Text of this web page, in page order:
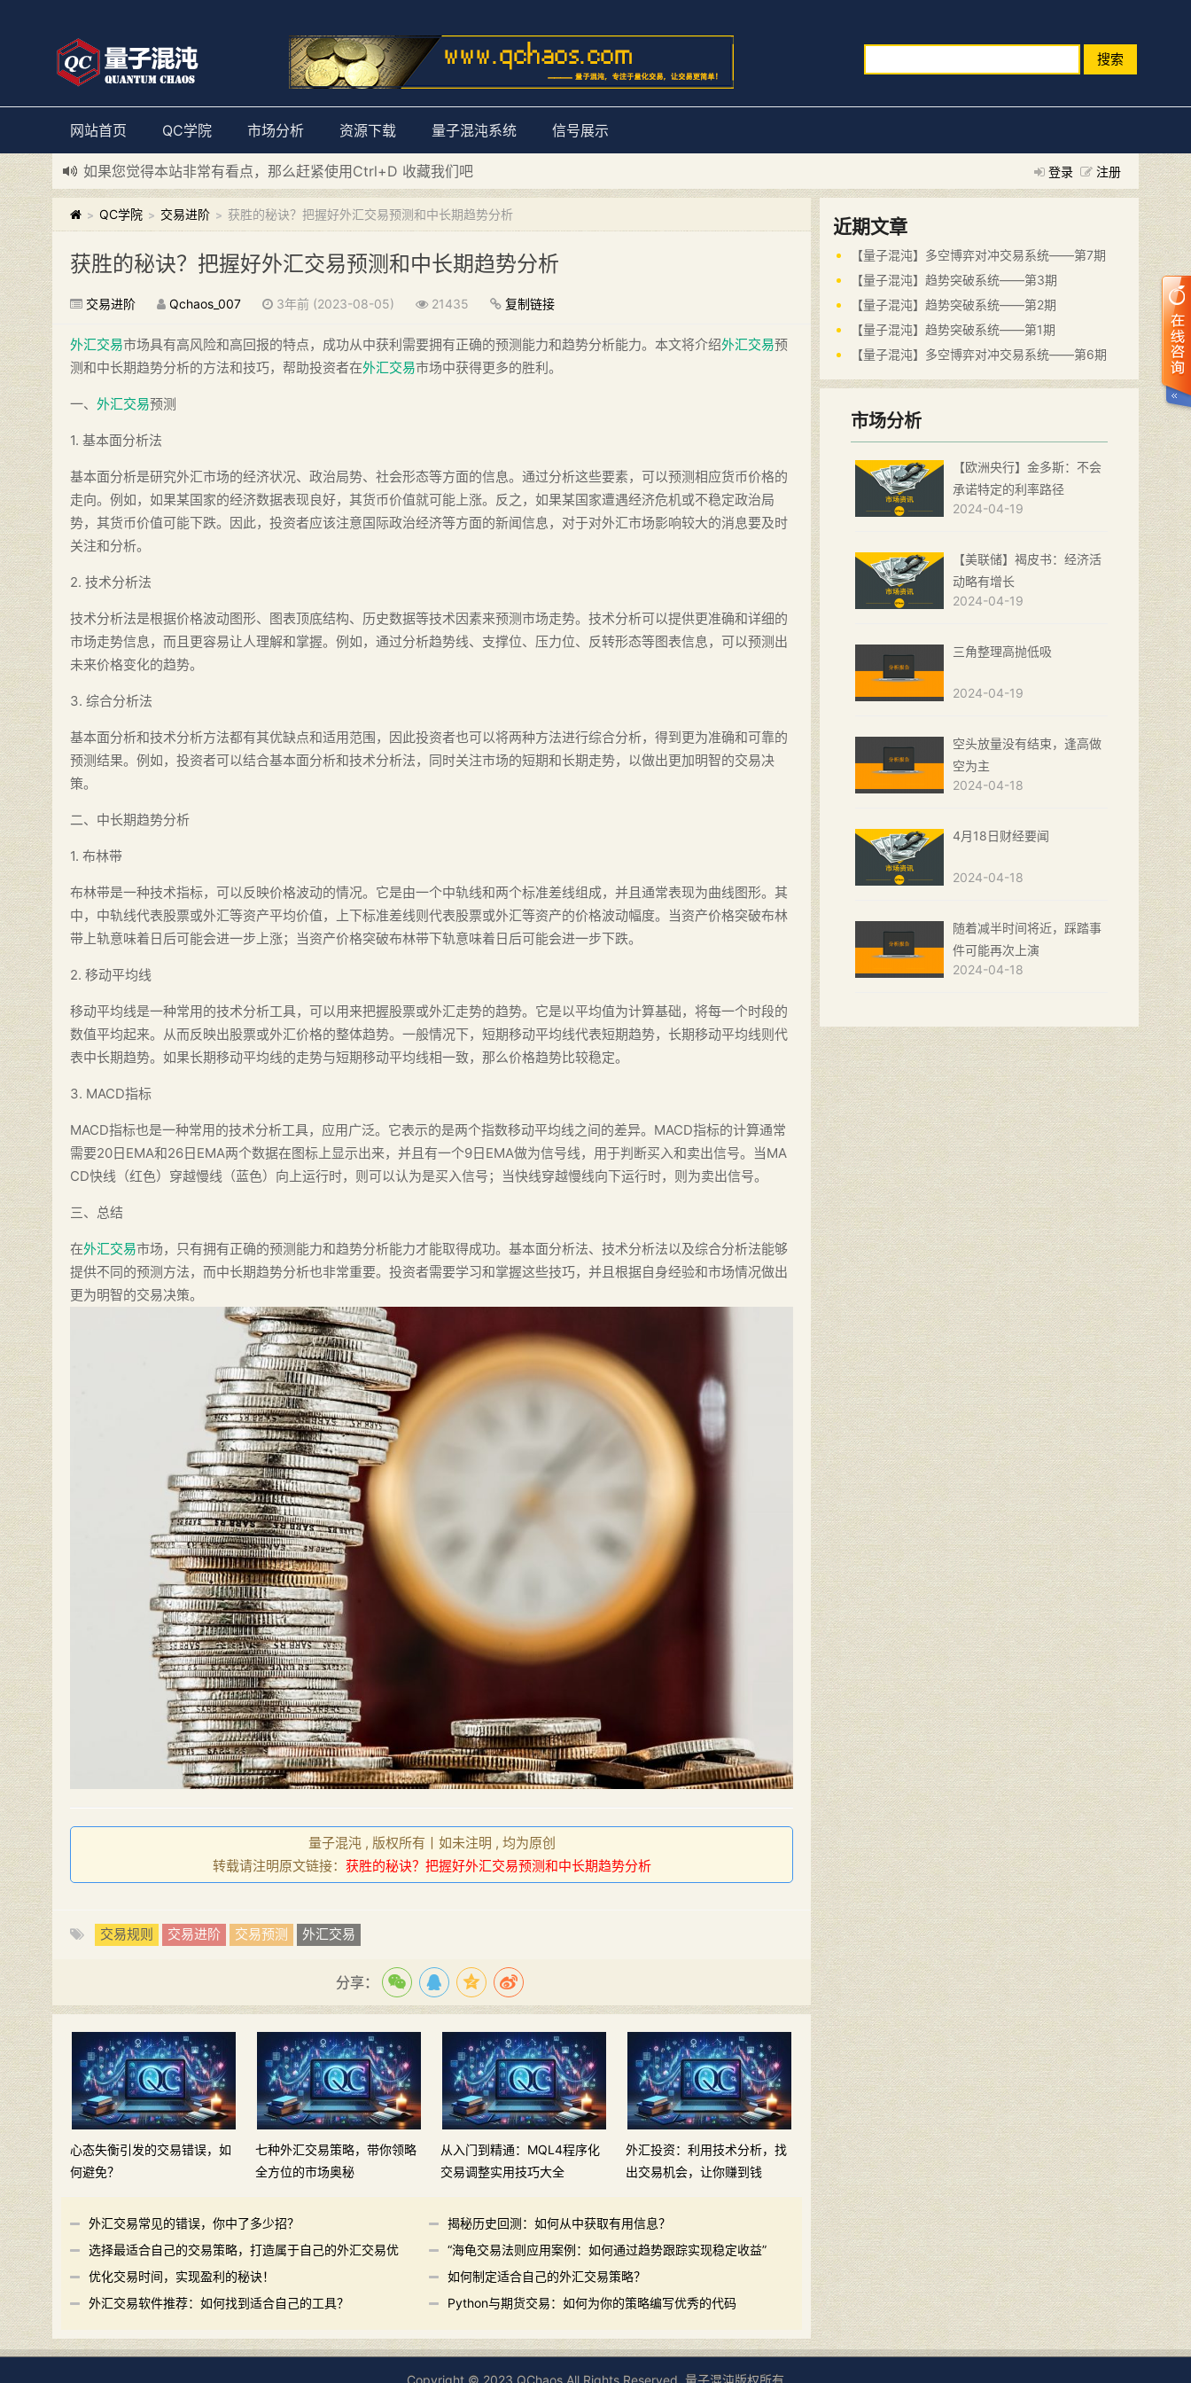
搜索
网站首页 QC学院 市场分析 资源下载 量子混沌系统 信号展示
登录 注册
如果您觉得本站非常有看点，那么赶紧使用Ctrl+D 收藏我们吧
新添加量子混沌系统板块，欢迎大家访问！---“量子混沌系统”
> QC学院 > 交易进阶 > 获胜的秘诀？把握好外汇交易预测和中长期趋势分析
获胜的秘诀？把握好外汇交易预测和中长期趋势分析
交易进阶 Qchaos_007 3年前 (2023-08-05) 21435 复制链接
外汇交易市场具有高风险和高回报的特点，成功从中获利需要拥有正确的预测能力和趋势分析能力。本文将介绍外汇交易预
测和中长期趋势分析的方法和技巧，帮助投资者在外汇交易市场中获得更多的胜利。
一、 外汇交易预测
1. 基本面分析法
基本面分析是研究外汇市场的经济状况、政治局势、社会形态等方面的信息。通过分析这些要素，可以预测相应货币价格的
走向。例如，如果某国家的经济数据表现良好，其货币价值就可能上涨。反之，如果某国家遭遇经济危机或不稳定政治局
势，其货币价值可能下跌。因此，投资者应该注意国际政治经济等方面的新闻信息，对于对外汇市场影响较大的消息要及时
关注和分析。
2. 技术分析法
技术分析法是根据价格波动图形、图表顶底结构、历史数据等技术因素来预测市场走势。技术分析可以提供更准确和详细的
市场走势信息，而且更容易让人理解和掌握。例如，通过分析趋势线、支撑位、压力位、反转形态等图表信息，可以预测出
未来价格变化的趋势。
3. 综合分析法
基本面分析和技术分析方法都有其优缺点和适用范围，因此投资者也可以将两种方法进行综合分析，得到更为准确和可靠的
预测结果。例如，投资者可以结合基本面分析和技术分析法，同时关注市场的短期和长期走势，以做出更加明智的交易决
策。
二、中长期趋势分析
1. 布林带
布林带是一种技术指标，可以反映价格波动的情况。它是由一个中轨线和两个标准差线组成，并且通常表现为曲线图形。其
中，中轨线代表股票或外汇等资产平均价值，上下标准差线则代表股票或外汇等资产的价格波动幅度。当资产价格突破布林
带上轨意味着日后可能会进一步上涨；当资产价格突破布林带下轨意味着日后可能会进一步下跌。
2. 移动平均线
移动平均线是一种常用的技术分析工具，可以用来把握股票或外汇走势的趋势。它是以平均值为计算基础，将每一个时段的
数值平均起来。从而反映出股票或外汇价格的整体趋势。一般情况下，短期移动平均线代表短期趋势，长期移动平均线则代
表中长期趋势。如果长期移动平均线的走势与短期移动平均线相一致，那么价格趋势比较稳定。
3. MACD指标
MACD指标也是一种常用的技术分析工具，应用广泛。它表示的是两个指数移动平均线之间的差异。MACD指标的计算通常
需要20日EMA和26日EMA两个数据在图标上显示出来，并且有一个9日EMA做为信号线，用于判断买入和卖出信号。当MA
CD快线（红色）穿越慢线（蓝色）向上运行时，则可以认为是买入信号；当快线穿越慢线向下运行时，则为卖出信号。
三、总结
在外汇交易市场，只有拥有正确的预测能力和趋势分析能力才能取得成功。基本面分析法、技术分析法以及综合分析法能够
提供不同的预测方法，而中长期趋势分析也非常重要。投资者需要学习和掌握这些技巧，并且根据自身经验和市场情况做出
更为明智的交易决策。
量子混沌 , 版权所有丨如未注明 , 均为原创
转载请注明原文链接： 获胜的秘诀？把握好外汇交易预测和中长期趋势分析
交易规则 交易进阶 交易预测 外汇交易
分享：
心态失衡引发的交易错误，如
何避免？
七种外汇交易策略，带你领略
全方位的市场奥秘
从入门到精通：MQL4程序化
交易调整实用技巧大全
外汇投资：利用技术分析，找
出交易机会，让你赚到钱
外汇交易常见的错误，你中了多少招？
揭秘历史回测：如何从中获取有用信息？
选择最适合自己的交易策略，打造属于自己的外汇交易优
势
“海龟交易法则应用案例：如何通过趋势跟踪实现稳定收益”
优化交易时间，实现盈利的秘诀！
如何制定适合自己的外汇交易策略？
外汇交易软件推荐：如何找到适合自己的工具？
Python与期货交易：如何为你的策略编写优秀的代码
近期文章
【量子混沌】多空博弈对冲交易系统——第7期
【量子混沌】趋势突破系统——第3期
【量子混沌】趋势突破系统——第2期
【量子混沌】趋势突破系统——第1期
【量子混沌】多空博弈对冲交易系统——第6期
市场分析
【欧洲央行】金多斯：不会
承诺特定的利率路径
2024-04-19
【美联储】褐皮书：经济活
动略有增长
2024-04-19
三角整理高抛低吸
2024-04-19
空头放量没有结束，逢高做
空为主
2024-04-18
4月18日财经要闻
2024-04-18
随着减半时间将近，踩踏事
件可能再次上演
2024-04-18